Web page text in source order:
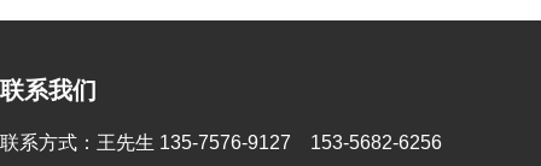
联系我们
联系方式：王先生 135-7576-9127 153-5682-6256